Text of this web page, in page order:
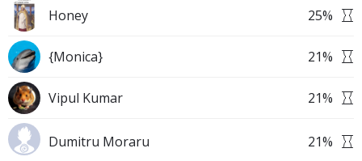
Honey 25%
{Monica} 21%
Vipul Kumar 21%
Dumitru Moraru 21%